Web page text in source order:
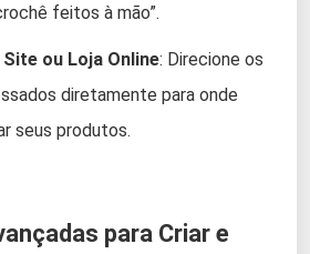
feitos à mão”.
ou Loja Online: Direcione os
diretamente para onde
seus produtos.
para Criar e